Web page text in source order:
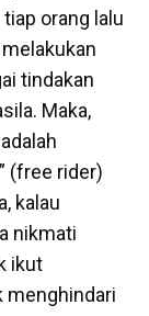
orang lalu
tindakan
Maka,
(free rider)
kalau
nikmati
ikut
menghindari